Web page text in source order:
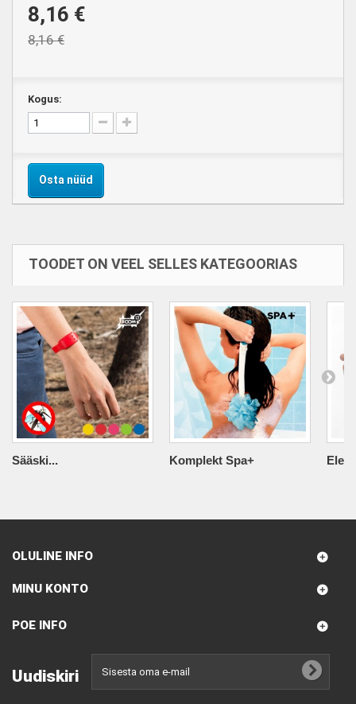
8,16 €
8,16 €
Kogus:
Osta nüüd
TOODET ON VEEL SELLES KATEGOORIAS
Sääski... Komplekt Spa+
OLULINE INFO
MINU KONTO
POE INFO
Uudiskiri